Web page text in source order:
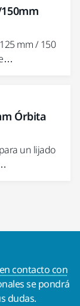
mm / 150
Órbita
un lijado
contacto con
se pondrá
dudas.